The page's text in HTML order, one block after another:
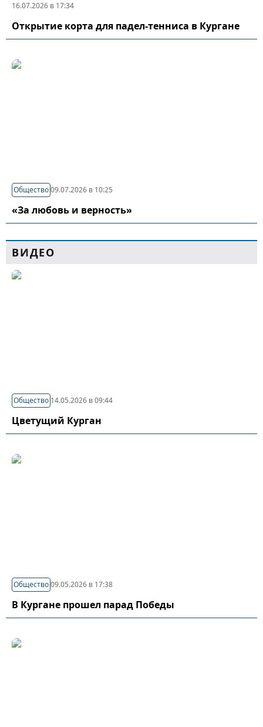
16.07.2026 в 17:34
Открытие корта для падел-тенниса в Кургане
Общество09.07.2026 в 10:25
«За любовь и верность»
ВИДЕО
Общество 14.05.2026 в 09:44
Цветущий Курган
Общество09.05.2026 в 17:38
В Кургане прошел парад Победы